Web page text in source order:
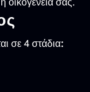
σε 4 στάδια: